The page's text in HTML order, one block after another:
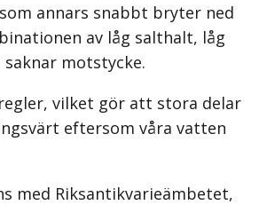
annars snabbt bryter ned
av låg salthalt, låg
motstycke.
vilket gör att stora delar
eftersom våra vatten
med Riksantikvarieämbetet,